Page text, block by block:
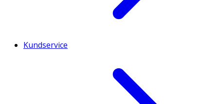
Kundservice